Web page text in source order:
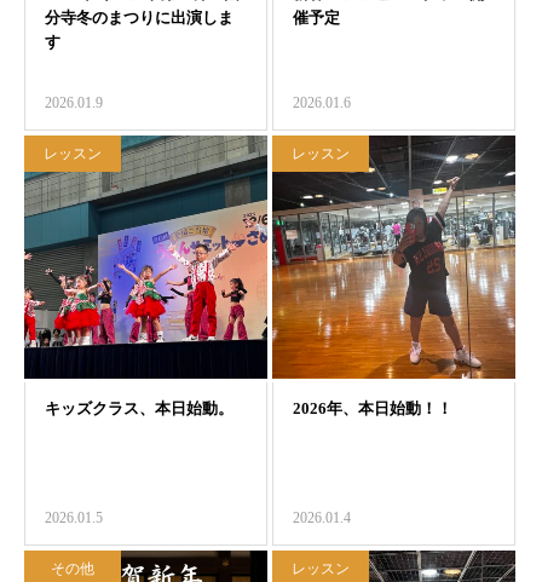
2026.01.9 2026.01.6
レッスン
2026.01.5
レッスン
2026.01.4
その他 レッスン